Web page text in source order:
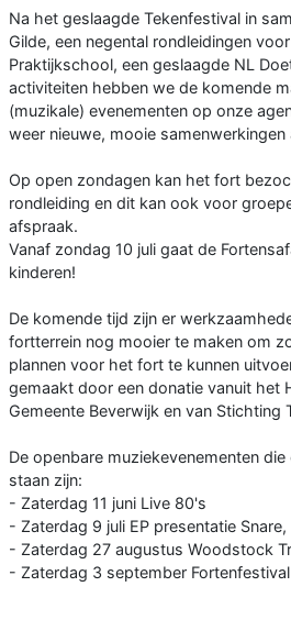
Na het geslaagde Tekenfestival in
Gilde, een negental rondleidingen
Praktijkschool, een geslaagde NL
activiteiten hebben we de komende
(muzikale) evenementen op onze
weer nieuwe, mooie samenwerkingen
Op open zondagen kan het fort
rondleiding en dit kan ook voor
afspraak.
Vanaf zondag 10 juli gaat de
kinderen!
De komende tijd zijn er
fortterrein nog mooier te maken om
plannen voor het fort te kunnen
gemaakt door een donatie vanuit het
Gemeente Beverwijk en van Stichting
De openbare muziekevenementen
staan zijn:
- Zaterdag 11 juni Live 80's
- Zaterdag 9 juli EP presentatie
- Zaterdag 27 augustus Woodstock
- Zaterdag 3 september